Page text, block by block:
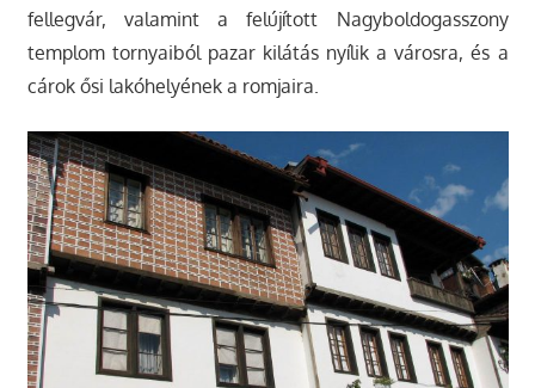
fellegvár, valamint a felújított Nagyboldogasszony
templom tornyaiból pazar kilátás nyílik a városra, és a
cárok ősi lakóhelyének a romjaira.